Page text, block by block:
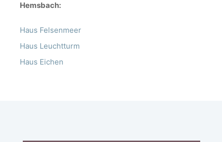
Hemsbach:
Haus Felsenmeer
Haus Leuchtturm
Haus Eichen